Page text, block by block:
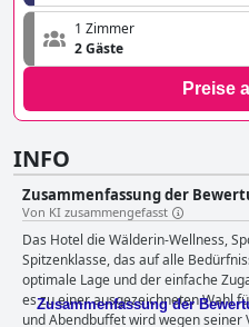
1 Zimmer
2 Gäste
Preise
INFO
Zusammenfassung der
Von KI zusammengefasst
Das Hotel die Wälderin-Wellness,
Spitzenklasse, das auf alle
optimale Lage und der einfache
es zu einer ausgezeichneten Wahl
und Abendbuffet wird wegen
Zusammenfassung der